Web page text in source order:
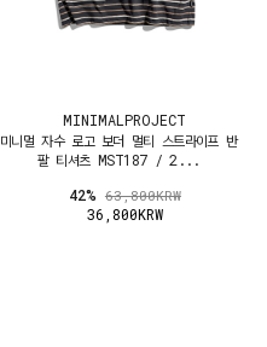
MINIMALPROJECT
미니멀 자수 로고 보더 멀티 스트라이프 반
팔 티셔츠 MST187 / 2...
42% 63,800KRW
36,800KRW